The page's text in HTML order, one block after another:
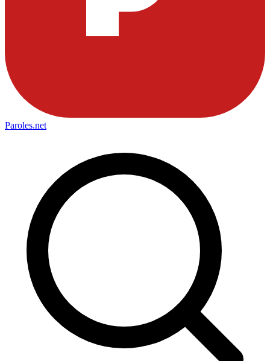
Paroles.net